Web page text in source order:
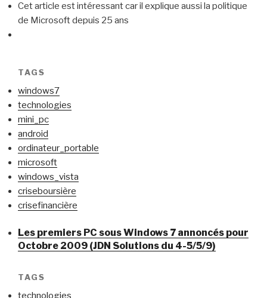
Cet article est intéressant car il explique aussi la politique
de Microsoft depuis 25 ans
TAGS
windows7
technologies
mini_pc
android
ordinateur_portable
microsoft
windows_vista
criseboursière
crisefinancière
Les premiers PC sous Windows 7 annoncés pour
Octobre 2009 (JDN Solutions du 4-5/5/9)
TAGS
technologies